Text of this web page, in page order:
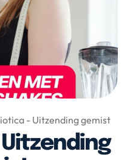
- Uitzending gemist